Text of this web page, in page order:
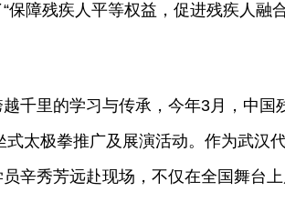
保障残疾人平等权益，促进残疾人融
千里的学习与传承，今年3月，中国
太极拳推广及展演活动。作为武汉
辛秀芳远赴现场，不仅在全国舞台